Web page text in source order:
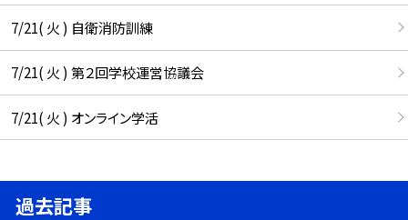
7/21( 火 ) 自衛消防訓練
7/21( 火 ) 第２回学校運営協議会
7/21( 火 ) オンライン学活
過去記事